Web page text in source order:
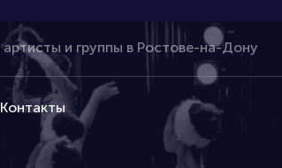
Контакты